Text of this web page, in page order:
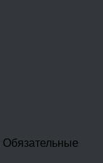
Обязательные